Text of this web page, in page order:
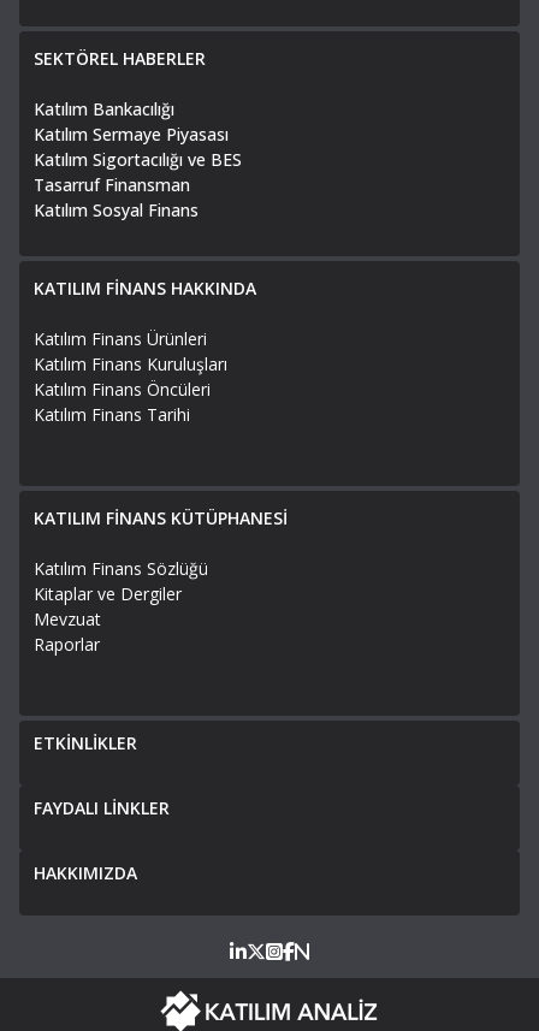
SEKTÖREL HABERLER
Katılım Bankacılığı
Katılım Sermaye Piyasası
Katılım Sigortacılığı ve BES
Tasarruf Finansman
Katılım Sosyal Finans
KATILIM FİNANS HAKKINDA
Katılım Finans Ürünleri
Katılım Finans Kuruluşları
Katılım Finans Öncüleri
Katılım Finans Tarihi
KATILIM FİNANS KÜTÜPHANESİ
Katılım Finans Sözlüğü
Kitaplar ve Dergiler
Mevzuat
Raporlar
ETKİNLİKLER
FAYDALI LİNKLER
HAKKIMIZDA